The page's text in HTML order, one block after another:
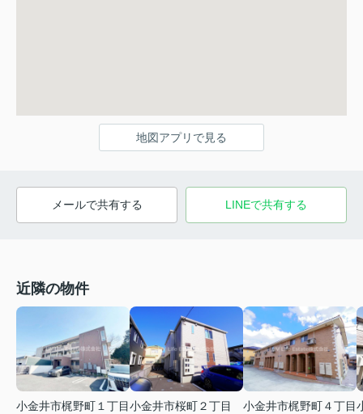
地図アプリで見る
メールで共有する LINEで共有する
近隣の物件
小金井市梶野町１丁目小金井市桜町２丁目
小金井市梶野町４丁目